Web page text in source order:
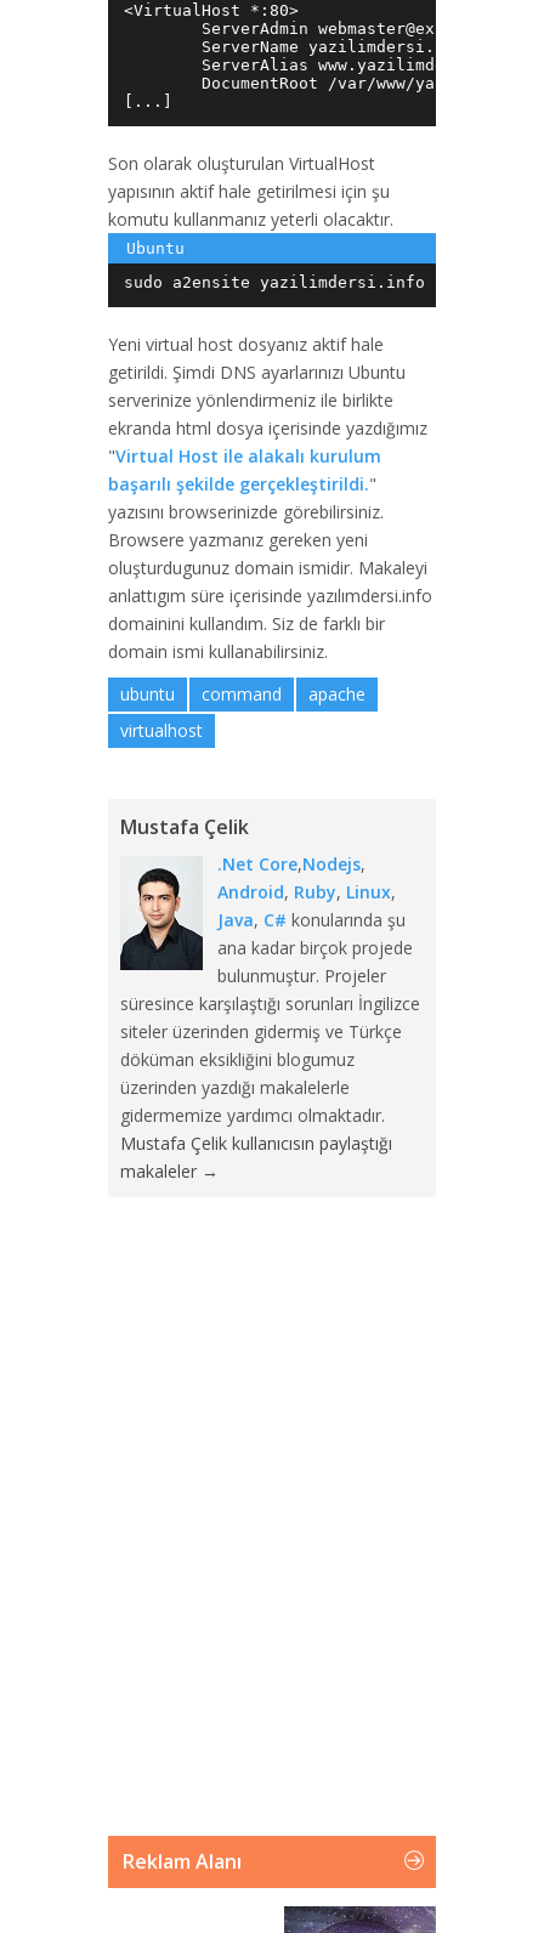
<VirtualHost *:80>
        ServerAdmin
webmaster@example.com
        ServerName yazilimdersi.info
        ServerAlias www.yazilimdersi.info
DocumentRoot /var/www/
[...]
Son olarak oluşturulan VirtualHost
yapısının aktif hale getirilmesi için şu
komutu kullanmanız yeterli olacaktır.
sudo a2ensite yazilimdersi.info
Yeni virtual host dosyanız aktif hale
getirildi. Şimdi DNS ayarlarınızı Ubuntu
serverinize yönlendirmeniz ile birlikte
ekranda html dosya içerisinde yazdığımız
"Virtual Host ile alakalı kurulum
başarılı şekilde gerçekleştirildi."
yazısını browserinizde görebilirsiniz.
Browsere yazmanız gereken yeni
oluşturdugunuz domain ismidir. Makaleyi
anlattıgım süre içerisinde yazılımdersi.info
domainini kullandım. Siz de farklı bir
domain ismi kullanabilirsiniz.
ubuntu
command
apache
virtualhost
Mustafa Çelik
.Net Core,Nodejs,
Android, Ruby, Linux,
Java, C# konularında şu
ana kadar birçok projede
bulunmuştur. Projeler
süresince karşılaştığı sorunları İngilizce
siteler üzerinden gidermiş ve Türkçe
döküman eksikliğini blogumuz
üzerinden yazdığı makalelerle
gidermemize yardımcı olmaktadır.
Mustafa Çelik kullanıcısın paylaştığı
makaleler →
Reklam Alanı